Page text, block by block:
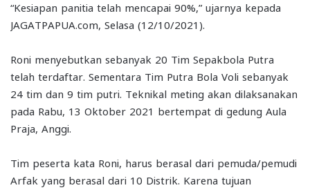
“Kesiapan panitia telah mencapai 90%,” ujarnya kepada
JAGATPAPUA.com, Selasa (12/10/2021).
Roni menyebutkan sebanyak 20 Tim Sepakbola Putra
telah terdaftar. Sementara Tim Putra Bola Voli sebanyak
24 tim dan 9 tim putri. Teknikal meting akan dilaksanakan
pada Rabu, 13 Oktober 2021 bertempat di gedung Aula
Praja, Anggi.
Tim peserta kata Roni, harus berasal dari pemuda/pemudi
Arfak yang berasal dari 10 Distrik. Karena tujuan